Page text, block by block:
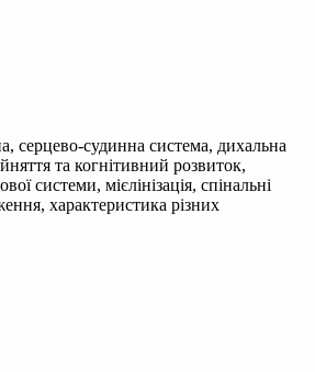
серцево-судинна система, дихальна
та когнітивний розвиток,
системи, мієлінізація, спінальні
характеристика різних